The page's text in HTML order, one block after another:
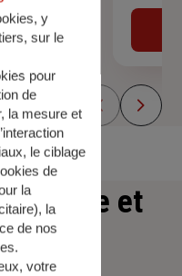
et
y
sur le
pour
de
la mesure et
le ciblage
de
la
), la
de nos
votre